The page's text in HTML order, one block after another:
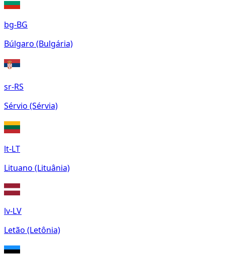
bg-BG
Búlgaro (Bulgária)
sr-RS
Sérvio (Sérvia)
lt-LT
Lituano (Lituânia)
lv-LV
Letão (Letônia)